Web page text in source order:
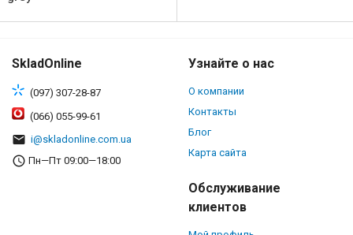
SkladOnline
(097) 307-28-87
(066) 055-99-61
i@skladonline.com.ua
Пн—Пт 09:00—18:00
Узнайте о нас
О компании
Контакты
Блог
Карта сайта
Обслуживание
клиентов